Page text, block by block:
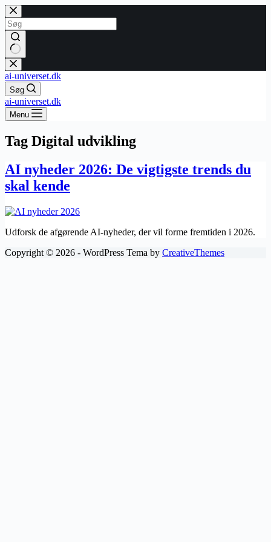
Fortsæt
til
indhold
Ingen
resultater
ai-universet.dk
Søg
ai-universet.dk
Menu
Tag Digital udvikling
AI nyheder 2026: De vigtigste trends du
skal kende
Udforsk de afgørende AI-nyheder, der vil forme fremtiden i 2026.
Copyright © 2026 - WordPress Tema by CreativeThemes